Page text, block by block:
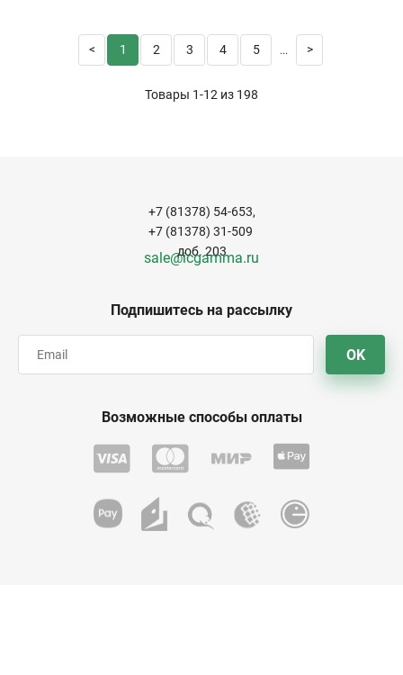
1 2 3 4 5 ...
Товары 1-12 из 198
Подпишитесь на рассылку
OK
+7 (81378) 54-653,
+7 (81378) 31-509
доб. 203
sale@icgamma.ru
Возможные способы оплаты